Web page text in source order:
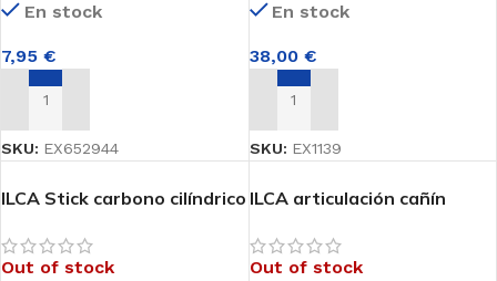
Funda mástiles
Funda casco
Funda cubierta
En stock
7,95 €
AÑADIR AL CARRITO
SKU: EX652944
En stock
38,00 €
AÑADIR AL CARRITO
SKU: EX1139
ILCA Stick carbono cilíndrico
Out of stock
ILCA articulación cañín
Out of stock